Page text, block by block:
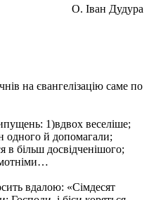
О. Іван Дудура
на євангелізацію саме по
1)вдвох веселіше;
одного й допомагали;
в більш досвідченішого;
вдалою: «Сімдесят